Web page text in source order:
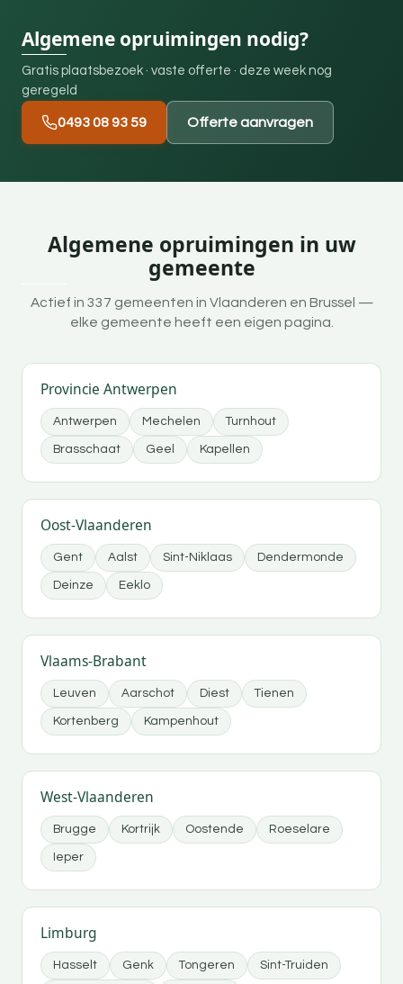
Algemene opruimingen nodig?
Gratis plaatsbezoek · vaste offerte · deze week nog
geregeld
0493 08 93 59 Offerte aanvragen
Algemene opruimingen in uw
gemeente
Actief in 337 gemeenten in Vlaanderen en Brussel —
elke gemeente heeft een eigen pagina.
Provincie Antwerpen
Antwerpen Mechelen Turnhout
Brasschaat Geel Kapellen
Oost-Vlaanderen
Gent Aalst Sint-Niklaas Dendermonde
Deinze Eeklo
Vlaams-Brabant
Leuven Aarschot Diest Tienen
Kortenberg Kampenhout
West-Vlaanderen
Brugge Kortrijk Oostende Roeselare
Ieper
Limburg
Hasselt Genk Tongeren Sint-Truiden